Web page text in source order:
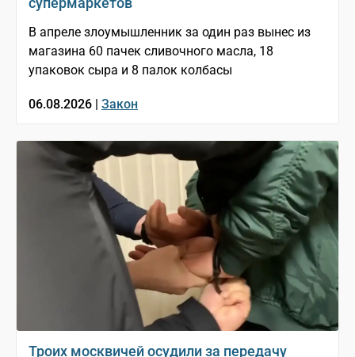
В апреле злоумышленник за один раз вынес из
магазина 60 пачек сливочного масла, 18
упаковок сыра и 8 палок колбасы
06.08.2026 | Закон
Троих москвичей осудили за передачу